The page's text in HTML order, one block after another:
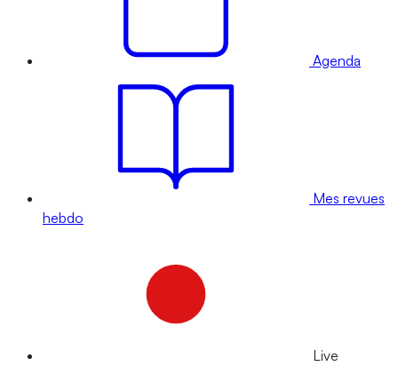
Agenda
Mes revues
hebdo
Live